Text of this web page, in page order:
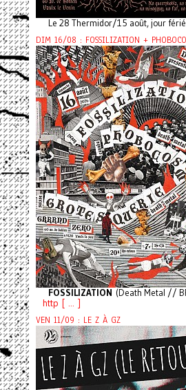
Le 28 Thermidor/15 août, jour
DIM 16/08 : FOSSILIZATION +
FOSSILIZATION (Death Metal //
http [ ... ]
VEN 11/09 : LE Z À GZ